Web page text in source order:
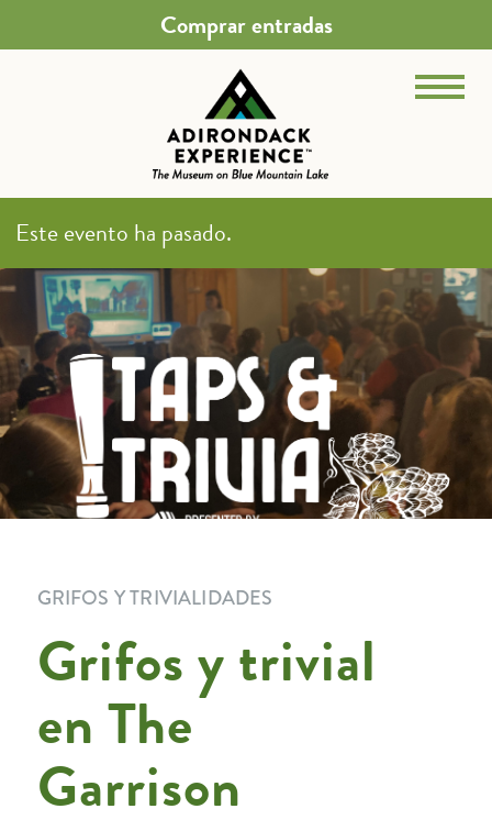
Comprar entradas
Este evento ha pasado.
GRIFOS Y TRIVIALIDADES
Grifos y trivial
en The
Garrison